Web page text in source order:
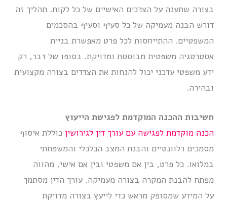
בצורה שתענה על הצרכים האישיים של כל לקוח. תהליך זה
דורש הבנה מעמיקה של כל סעיף וסעיף בהסכמים
המשפטיים. ההתייחסות לכל פרט מאפשרת בניית
אסטרטגיה משפטית מבוססת ומדויקת. בסופו של דבר, רק
ידע משפטי עדכני יכול להנחות את הצדדים בצורה מקצועית
ובהירה.
חשיבות ההכנה המוקדמת לפגישת הייעוץ
הכנה מוקדמת לפגישה עם עורך דין לגירושין כוללת איסוף
מסמכים רלוונטיים והבנת המצב הכלכלי והמשפחתי
במלואו. כל פרט, בין אם משפטי ובין אם אישי, מהווה
מפתח להבנת המקרה בצורה מעמיקה. עורך הדין מסתמך
על המידע שמסופק מראש כדי לייעץ בצורה מדויקת